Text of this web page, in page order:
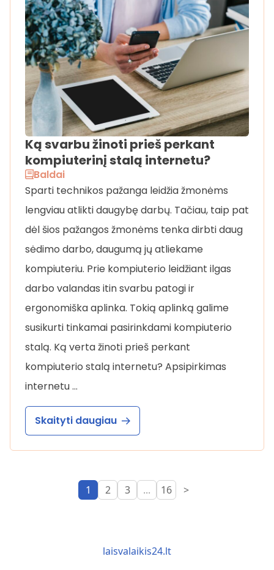
Ką svarbu žinoti prieš perkant
kompiuterinį stalą internetu?
Baldai
Sparti technikos pažanga leidžia žmonėms
lengviau atlikti daugybę darbų. Tačiau, taip pat
dėl šios pažangos žmonėms tenka dirbti daug
sėdimo darbo, daugumą jų atliekame
kompiuteriu. Prie kompiuterio leidžiant ilgas
darbo valandas itin svarbu patogi ir
ergonomiška aplinka. Tokią aplinką galime
susikurti tinkamai pasirinkdami kompiuterio
stalą. Ką verta žinoti prieš perkant
kompiuterio stalą internetu? Apsipirkimas
internetu …
Skaityti daugiau
1 2 3 ... 16 >
laisvalaikis24.lt